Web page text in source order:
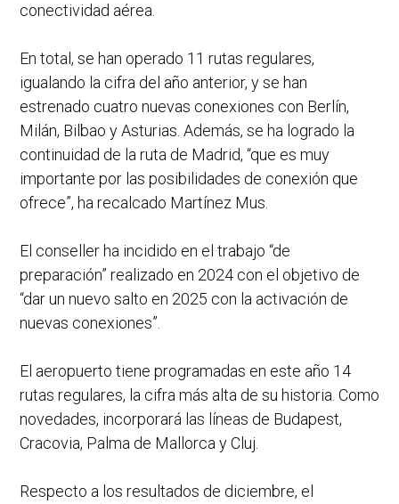
conectividad aérea.
En total, se han operado 11 rutas regulares,
igualando la cifra del año anterior, y se han
estrenado cuatro nuevas conexiones con Berlín,
Milán, Bilbao y Asturias. Además, se ha logrado la
continuidad de la ruta de Madrid, “que es muy
importante por las posibilidades de conexión que
ofrece”, ha recalcado Martínez Mus.
El conseller ha incidido en el trabajo “de
preparación” realizado en 2024 con el objetivo de
“dar un nuevo salto en 2025 con la activación de
nuevas conexiones”.
El aeropuerto tiene programadas en este año 14
rutas regulares, la cifra más alta de su historia. Como
novedades, incorporará las líneas de Budapest,
Cracovia, Palma de Mallorca y Cluj.
Respecto a los resultados de diciembre, el